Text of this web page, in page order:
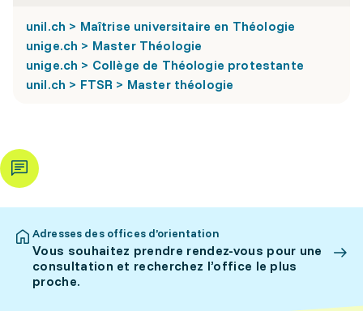
unil.ch > Maîtrise universitaire en Théologie
unige.ch > Master Théologie
unige.ch > Collège de Théologie protestante
unil.ch > FTSR > Master théologie
Adresses des offices d’orientation
Vous souhaitez prendre rendez-vous pour une
consultation et recherchez l’office le plus
proche.